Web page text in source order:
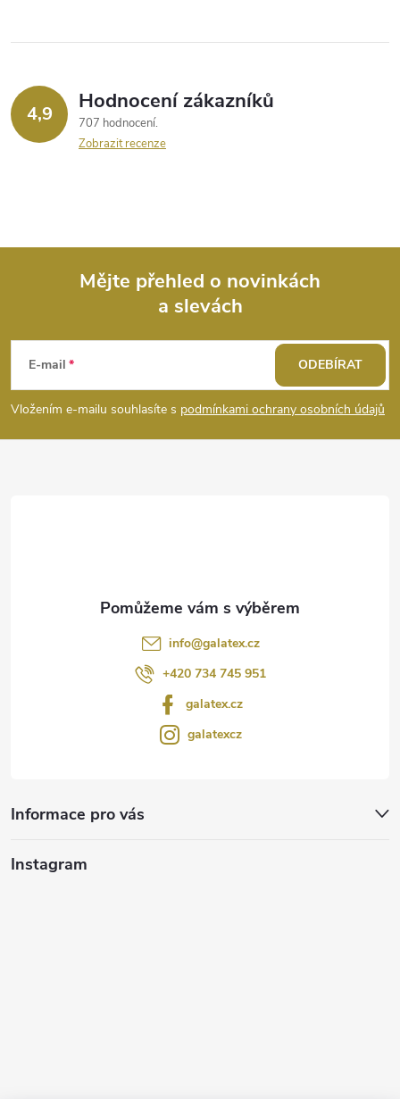
4,9 Hodnocení zákazníků
707 hodnocení
Zobrazit recenze
p
a
Mějte přehled o novinkách
a slevách
E-mail
Vložením e-mailu souhlasíte s podmínkami ochrany osobních údajů
ODEBÍRAT
info@galatex.cz
+420 734 745 951
galatex.cz
galatexcz
Informace pro vás
Instagram